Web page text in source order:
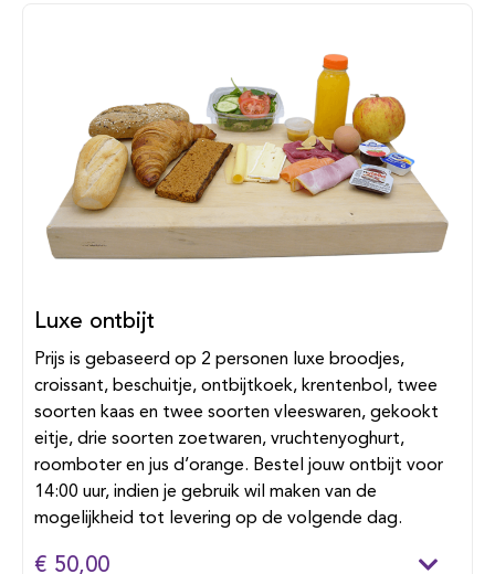
Luxe ontbijt
Prijs is gebaseerd op 2 personen luxe broodjes,
croissant, beschuitje, ontbijtkoek, krentenbol, twee
soorten kaas en twee soorten vleeswaren, gekookt
eitje, drie soorten zoetwaren, vruchtenyoghurt,
roomboter en jus d’orange. Bestel jouw ontbijt voor
14:00 uur, indien je gebruik wil maken van de
mogelijkheid tot levering op de volgende dag.
€ 50,00